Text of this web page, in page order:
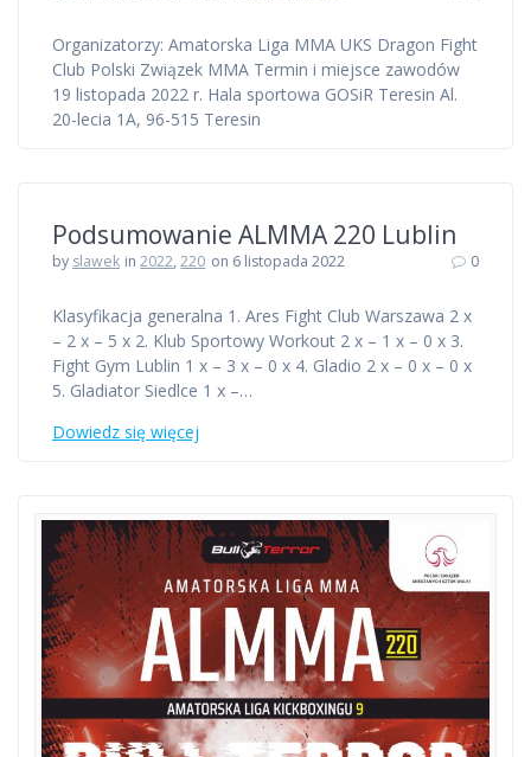
Organizatorzy: Amatorska Liga MMA UKS Dragon Fight
Club Polski Związek MMA Termin i miejsce zawodów
19 listopada 2022 r. Hala sportowa GOSiR Teresin Al.
20-lecia 1A, 96-515 Teresin
Podsumowanie ALMMA 220 Lublin
by slawek in2022,220 on 6 listopada 2022 0
Klasyfikacja generalna 1. Ares Fight Club Warszawa 2 x
– 2 x – 5 x 2. Klub Sportowy Workout 2 x – 1 x – 0 x 3.
Fight Gym Lublin 1 x – 3 x – 0 x 4. Gladio 2 x – 0 x – 0 x
5. Gladiator Siedlce 1 x –…
Dowiedz się więcej